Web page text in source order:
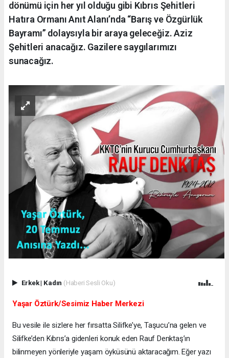
dönümü için her yıl olduğu gibi Kıbrıs Şehitleri
Hatıra Ormanı Anıt Alanı’nda “Barış ve Özgürlük
Bayramı” dolaysıyla bir araya geleceğiz. Aziz
Şehitleri anacağız. Gazilere saygılarımızı
sunacağız.
Erkek| Kadın (Haberi Sesli Oku)
Yaşar Öztürk/Sesimiz Haber Merkezi
Bu vesile ile sizlere her fırsatta Silifke’ye, Taşucu’na gelen ve
Silifke’den Kıbrıs’a gidenleri konuk eden Rauf Denktaş’ın
bilinmeyen yönleriyle yaşam öyküsünü aktaracağım. Eğer yazı